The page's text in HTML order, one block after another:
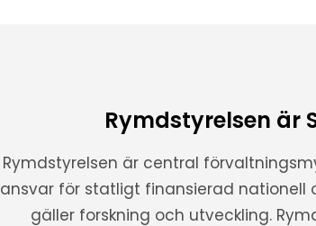
Rymdstyrelsen är
Rymdstyrelsen är central
ansvar för statligt finansierad nationell
gäller forskning och utveckling.